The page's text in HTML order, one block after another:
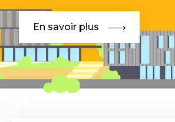
En savoir plus